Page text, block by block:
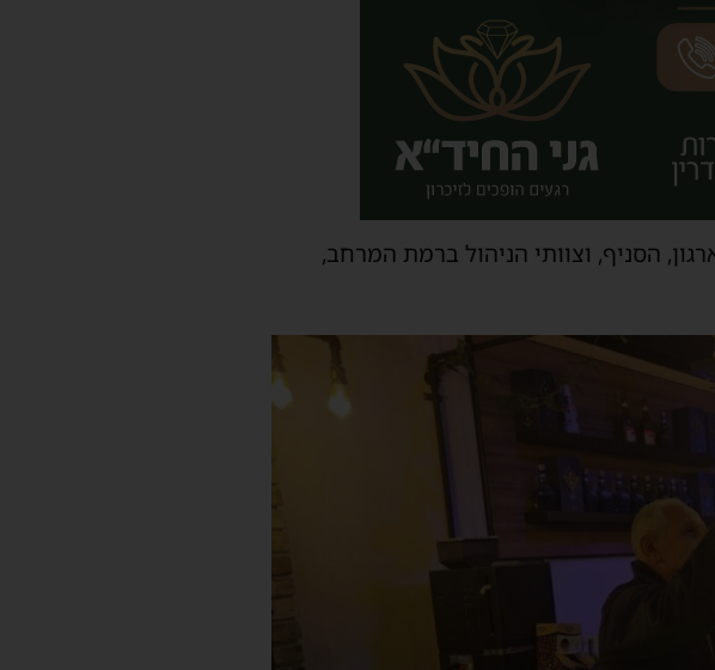
הסניף, וצוותי הניהול ברמת המרחב,